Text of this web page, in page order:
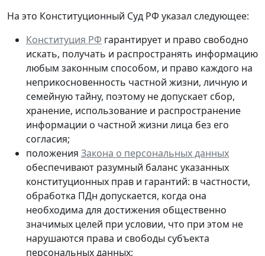
На это Конституционный Суд РФ указал следующее:
Конституция РФ гарантирует и право свободно
искать, получать и распространять информацию
любым законным способом, и право каждого на
неприкосновенность частной жизни, личную и
семейную тайну, поэтому не допускает сбор,
хранение, использование и распространение
информации о частной жизни лица без его
согласия;
положения Закона о персональных данных
обеспечивают разумный баланс указанных
конституционных прав и гарантий: в частности,
обработка ПДн допускается, когда она
необходима для достижения общественно
значимых целей при условии, что при этом не
нарушаются права и свободы субъекта
персональных данных;